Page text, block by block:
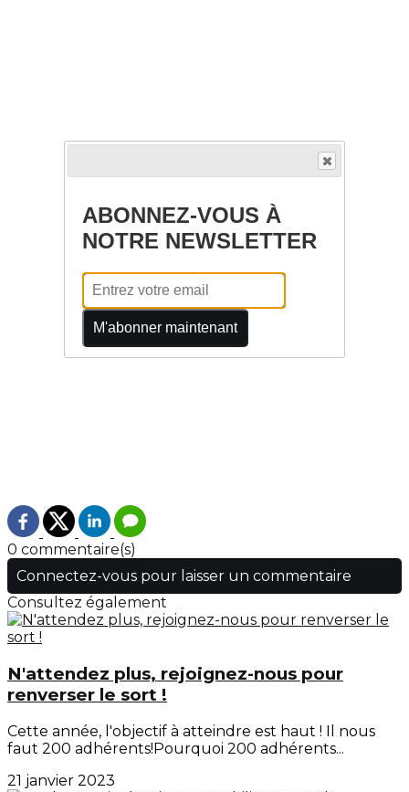
0 commentaire(s)
Connectez-vous pour laisser un commentaire
Consultez également
N'attendez plus, rejoignez-nous pour
renverser le sort !
Cette année, l'objectif à atteindre est haut ! Il nous
faut 200 adhérents!Pourquoi 200 adhérents...
21 janvier 2023
ABONNEZ-VOUS À
NOTRE NEWSLETTER
M'abonner maintenant